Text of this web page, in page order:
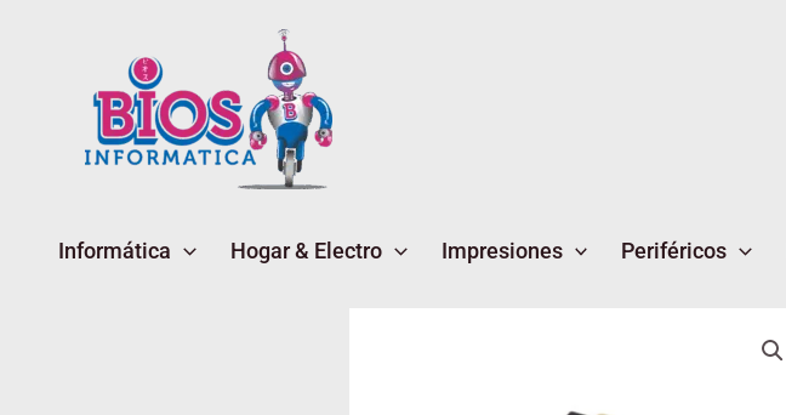
Informática Hogar & Electro Impresiones Periféricos